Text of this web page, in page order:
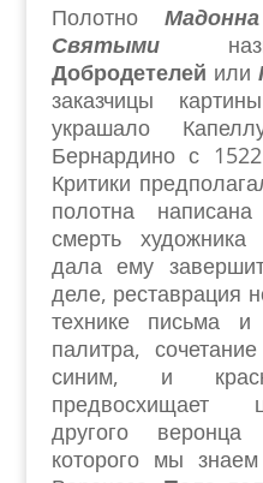
Полотно
Святыми
Добродетелей или
заказчицы
украшало
Бернардино с
Критики
полотна
смерть
дала ему
деле, реставрация
технике письма и
палитра,
синим, и
предвосхищает
другого
которого мы